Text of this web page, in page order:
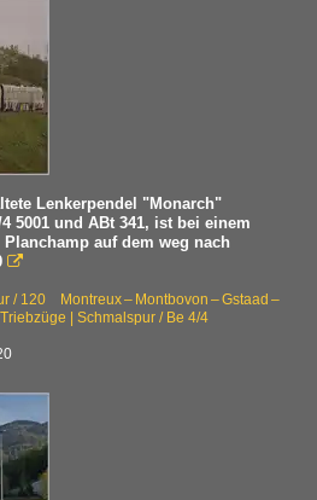
Lenkerpendel "Monarch"
5001 und ABt 341, ist bei einem
auf dem weg nach

/ 120 Montreux – Montbovon – Gstaad –
| Schmalspur / Be 4/4